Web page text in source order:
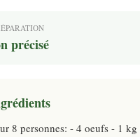
précisé
8 personnes: - 4 oeufs - 1